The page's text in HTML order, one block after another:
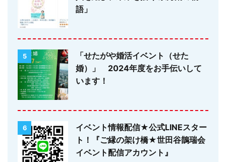
語」
5
「せたがや婚活イベント（せた
婚）」 2024年度をお手伝いして
います！
6
イベント情報配信★公式LINEスター
ト！『ご縁の架け橋★世田谷鵲瑞会
イベント配信アカウント』